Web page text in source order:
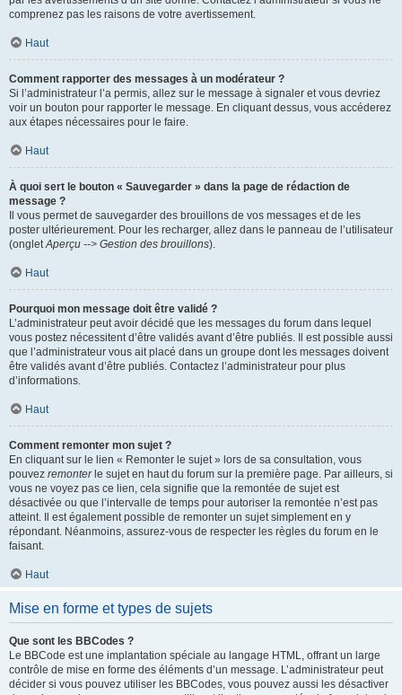
comprenez pas les raisons de votre avertissement.
Haut
Comment rapporter des messages à un modérateur ?
Si l’administrateur l’a permis, allez sur le message à signaler et vous devriez
voir un bouton pour rapporter le message. En cliquant dessus, vous accéderez
aux étapes nécessaires pour le faire.
Haut
À quoi sert le bouton « Sauvegarder » dans la page de rédaction de
message ?
Il vous permet de sauvegarder des brouillons de vos messages et de les
poster ultérieurement. Pour les recharger, allez dans le panneau de l’utilisateur
(ongletAperçu --> Gestion des brouillons).
Haut
Pourquoi mon message doit être validé ?
L’administrateur peut avoir décidé que les messages du forum dans lequel
vous postez nécessitent d’être validés avant d’être publiés. Il est possible aussi
que l’administrateur vous ait placé dans un groupe dont les messages doivent
être validés avant d’être publiés. Contactez l’administrateur pour plus
d’informations.
Haut
Comment remonter mon sujet ?
En cliquant sur le lien « Remonter le sujet » lors de sa consultation, vous
pouvez remonterle sujet en haut du forum sur la première page. Par ailleurs, si
vous ne voyez pas ce lien, cela signifie que la remontée de sujet est
désactivée ou que l’intervalle de temps pour autoriser la remontée n’est pas
atteint. Il est également possible de remonter un sujet simplement en y
répondant. Néanmoins, assurez-vous de respecter les règles du forum en le
faisant.
Haut
Mise en forme et types de sujets
Que sont les BBCodes ?
Le BBCode est une implantation spéciale au langage HTML, offrant un large
contrôle de mise en forme des éléments d’un message. L’administrateur peut
décider si vous pouvez utiliser les BBCodes, vous pouvez aussi les désactiver